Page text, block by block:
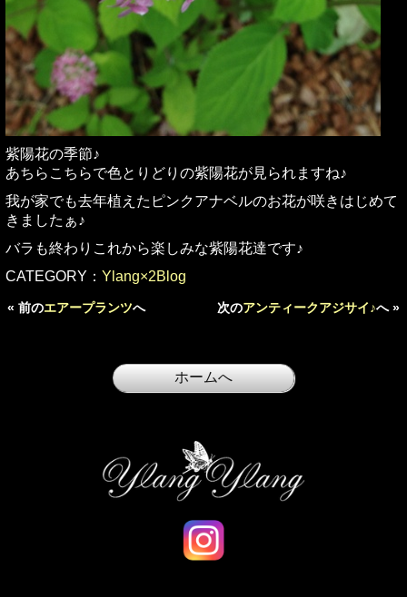
紫陽花の季節♪
あちらこちらで色とりどりの紫陽花が見られますね♪
我が家でも去年植えたピンクアナベルのお花が咲きはじめて
きましたぁ♪
バラも終わりこれから楽しみな紫陽花達です♪
CATEGORY： Ylang×2Blog
« 前のエアープランツへ 次のアンティークアジサイ♪へ »